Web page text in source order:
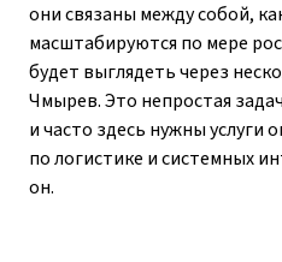
они связаны между собой,
масштабируются по мере
будет выглядеть через
Чмырев. Это непростая
и часто здесь нужны услуги
по логистике и системных
он.